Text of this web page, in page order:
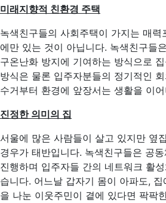
미래지향적 친환경 주택
녹색친구들의 사회주택이 가지는 매력
에만 있는 것이 아닙니다. 녹색친구들
구온난화 방지에 기여하는 방식으로
방식은 물론 입주자분들의 정기적인
수거부터 환경에 앞장서는 생활을 이
진정한 의미의 집
서울에 많은 사람들이 살고 있지만 옆
경우가 태반입니다. 녹색친구들은 공
진행하며 입주자들 간의 네트워크 활
습니다. 어느날 갑자기 몸이 아파도,
을 나눈 이웃주민이 곁에 있다면 팍팍